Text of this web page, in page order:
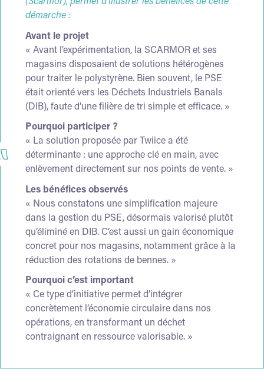
démarche :
Avant le projet
« Avant l’expérimentation, la SCARMOR et ses
magasins disposaient de solutions hétérogènes
pour traiter le polystyrène. Bien souvent, le PSE
était orienté vers les Déchets Industriels Banals
(DIB), faute d’une filière de tri simple et efficace. »
Pourquoi participer ?
« La solution proposée par Twiice a été
déterminante : une approche clé en main, avec
enlèvement directement sur nos points de vente. »
Les bénéfices observés
« Nous constatons une simplification majeure
dans la gestion du PSE, désormais valorisé plutôt
qu’éliminé en DIB. C’est aussi un gain économique
concret pour nos magasins, notamment grâce à la
réduction des rotations de bennes. »
Pourquoi c’est important
« Ce type d’initiative permet d’intégrer
concrètement l’économie circulaire dans nos
opérations, en transformant un déchet
contraignant en ressource valorisable. »